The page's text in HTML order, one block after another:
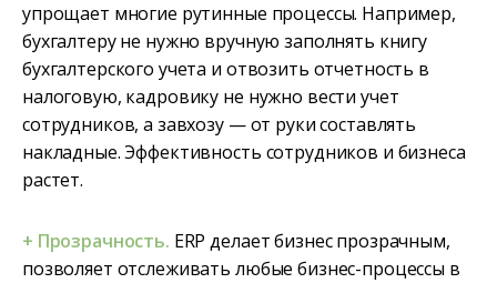
упрощает многие рутинные процессы. Например,
бухгалтеру не нужно вручную заполнять книгу
бухгалтерского учета и отвозить отчетность в
налоговую, кадровику не нужно вести учет
сотрудников, а завхозу — от руки составлять
накладные. Эффективность сотрудников и бизнеса
растет.
+ Прозрачность. ERP делает бизнес прозрачным,
позволяет отслеживать любые бизнес-процессы в